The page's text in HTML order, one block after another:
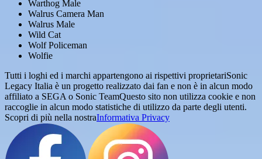
Warthog Male
Walrus Camera Man
Walrus Male
Wild Cat
Wolf Policeman
Wolfie
Tutti i loghi ed i marchi appartengono ai rispettivi proprietariSonic
Legacy Italia è un progetto realizzato dai fan e non è in alcun modo
affiliato a SEGA o Sonic TeamQuesto sito non utilizza cookie e non
raccoglie in alcun modo statistiche di utilizzo da parte degli utenti.
Scopri di più nella nostraInformativa Privacy